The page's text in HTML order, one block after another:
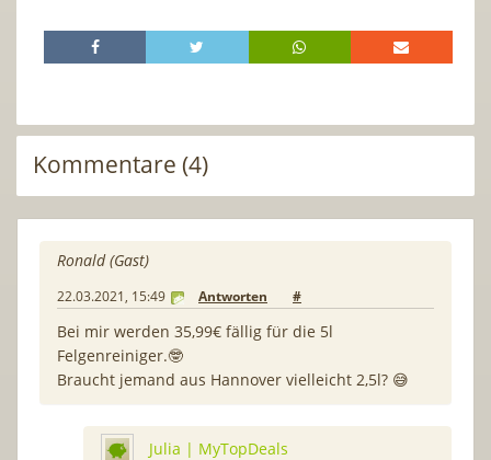
Kommentare (4)
Ronald (Gast)
22.03.2021, 15:49 Antworten #
Bei mir werden 35,99€ fällig für die 5l
Felgenreiniger.🤓
Braucht jemand aus Hannover vielleicht 2,5l? 😅
Julia | MyTopDeals